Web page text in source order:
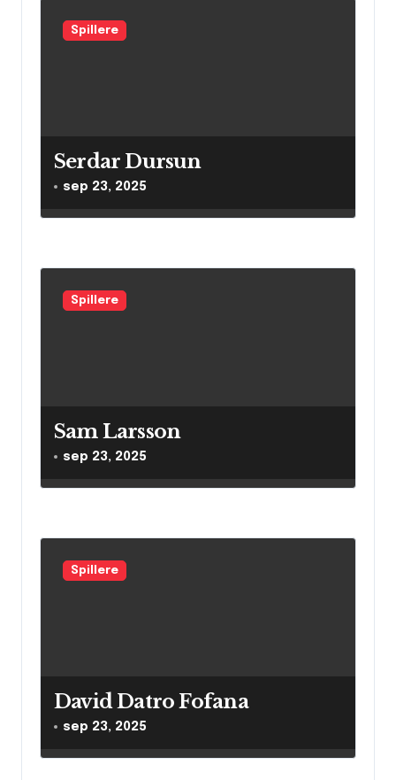
g
n
Spillere
Serdar Dursun
sep 23, 2025
Spillere
Sam Larsson
sep 23, 2025
Spillere
David Datro Fofana
sep 23, 2025